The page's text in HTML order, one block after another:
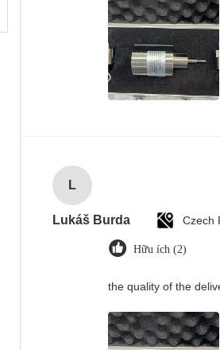
L
Lukáš Burda Czech
Hữu ích (2)
the quality of the